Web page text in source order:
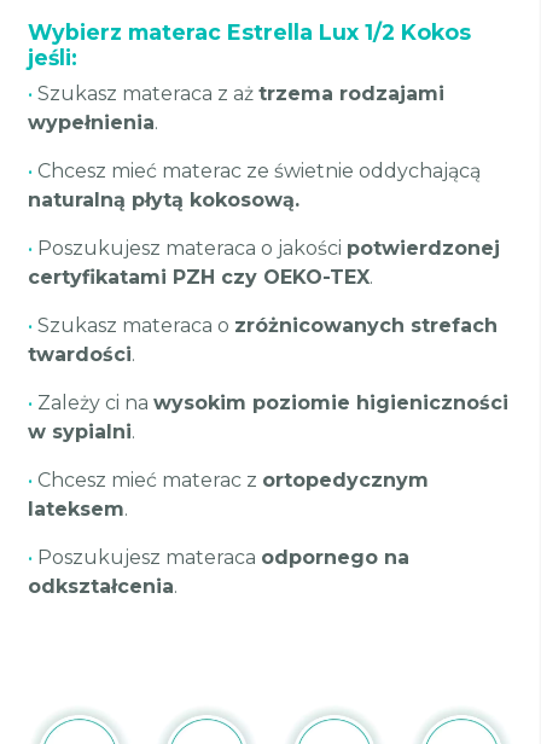
Wybierz materac Estrella Lux 1/2 Kokos
jeśli:
• Szukasz materaca z aż trzema rodzajami
wypełnienia.
• Chcesz mieć materac ze świetnie oddychającą
naturalną płytą kokosową.
• Poszukujesz materaca o jakości potwierdzonej
certyfikatami PZH czy OEKO-TEX.
• Szukasz materaca o zróżnicowanych strefach
twardości.
• Zależy ci na wysokim poziomie higieniczności
w sypialni.
• Chcesz mieć materac z ortopedycznym
lateksem.
• Poszukujesz materaca odpornego na
odkształcenia.